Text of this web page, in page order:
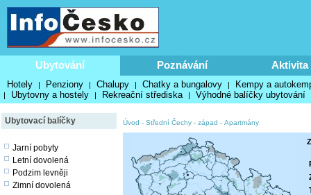
Ubytování Poznávání Aktivita
Hotely | Penziony | Chalupy | Chatky a bungalovy | Kempy a
| Ubytovny a hostely | Rekreační střediska | Výhodné balíčky ubytování
Ubytovací balíčky
Jarní pobyty
Letní dovolená
Podzim levněji
Zimní dovolená
Úvod - Střední Čechy - západ - Apartmány